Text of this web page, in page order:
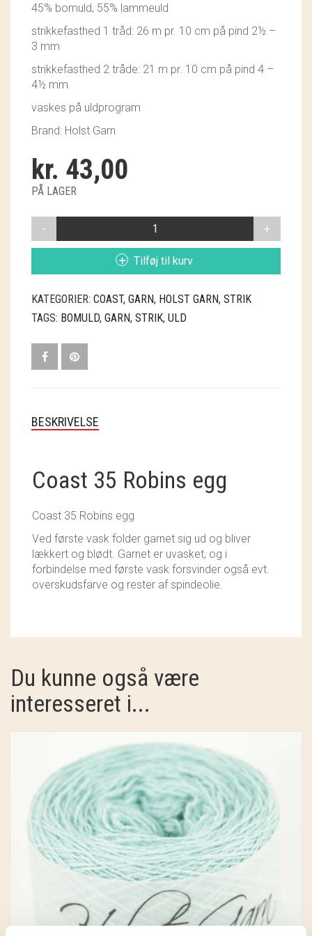
GRY & SIF
HAMMERSHUS FAIRTRADE
HARTGUT
IB LAURSEN
IBU JEWELS
KINTOBE
KOUSTRUP & CO.
LÆSØ ULDSTUE
SOSCHJELDE
SÆBEVÆRKSTEDET
TORDENVAND
45% bomuld, 55% lammeuld
strikkefasthed 1 tråd: 26 m pr. 10 cm på pind 2½ –
3 mm
strikkefasthed 2 tråde: 21 m pr. 10 cm på pind 4 –
4½ mm
vaskes på uldprogram
Brand: Holst Garn
kr. 43,00
PÅ LAGER
35
Tilføj til kurv
KATEGORIER: COAST, GARN, HOLST GARN, STRIK
TAGS: BOMULD, GARN, STRIK, ULD
BESKRIVELSE
Coast 35 Robins egg
Coast 35 Robins egg
Ved første vask folder garnet sig ud og bliver
lækkert og blødt. Garnet er uvasket, og i
forbindelse med første vask forsvinder også evt.
overskudsfarve og rester af spindeolie.
Du kunne også være
interesseret i...